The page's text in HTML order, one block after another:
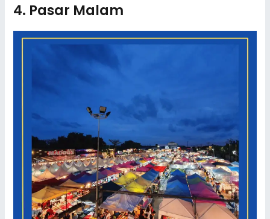
4. Pasar Malam